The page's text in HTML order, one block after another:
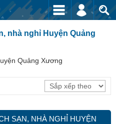
nhà nghỉ Huyện Quảng
Quảng Xương
SẠN, NHÀ NGHỈ HUYỆN